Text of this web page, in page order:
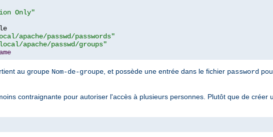
Only"
apache/passwd/passwords"
apache/passwd/groups"
au groupe Nom-de-groupe, et possède une entrée dans le fichier password
contraignante pour autoriser l'accès à plusieurs personnes. Plutôt que de créer